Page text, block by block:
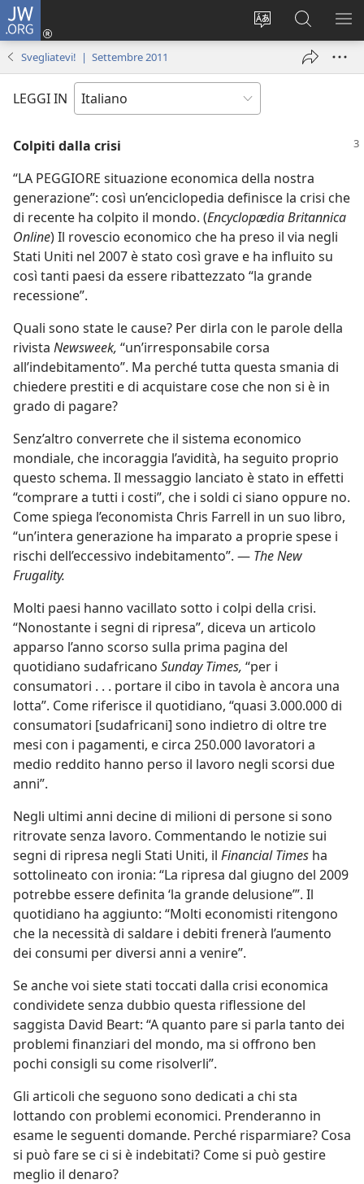
JW.ORG
Modificare
Accedi
(apre
finestra)
Cerca
in
JW.ORG
Svegliatevi! | Settembre 2011
LEGGI IN
Colpiti dalla crisi
“LA PEGGIORE situazione economica della nostra
generazione”: così un’enciclopedia definisce la crisi che
di recente ha colpito il mondo. (Encyclopædia Britannica
Online) Il rovescio economico che ha preso il via negli
Stati Uniti nel 2007 è stato così grave e ha influito su
così tanti paesi da essere ribattezzato “la grande
recessione”.
Quali sono state le cause? Per dirla con le parole della
rivista Newsweek, “un’irresponsabile corsa
all’indebitamento”. Ma perché tutta questa smania di
chiedere prestiti e di acquistare cose che non si è in
grado di pagare?
Senz’altro converrete che il sistema economico
mondiale, che incoraggia l’avidità, ha seguito proprio
questo schema. Il messaggio lanciato è stato in effetti
“comprare a tutti i costi”, che i soldi ci siano oppure no.
Come spiega l’economista Chris Farrell in un suo libro,
“un’intera generazione ha imparato a proprie spese i
rischi dell’eccessivo indebitamento”. — The New
Frugality.
Molti paesi hanno vacillato sotto i colpi della crisi.
“Nonostante i segni di ripresa”, diceva un articolo
apparso l’anno scorso sulla prima pagina del
quotidiano sudafricano Sunday Times, “per i
consumatori . . . portare il cibo in tavola è ancora una
lotta”. Come riferisce il quotidiano, “quasi 3.000.000 di
consumatori [sudafricani] sono indietro di oltre tre
mesi con i pagamenti, e circa 250.000 lavoratori a
medio reddito hanno perso il lavoro negli scorsi due
anni”.
Negli ultimi anni decine di milioni di persone si sono
ritrovate senza lavoro. Commentando le notizie sui
segni di ripresa negli Stati Uniti, il Financial Times ha
sottolineato con ironia: “La ripresa dal giugno del 2009
potrebbe essere definita ‘la grande delusione’”. Il
quotidiano ha aggiunto: “Molti economisti ritengono
che la necessità di saldare i debiti frenerà l’aumento
dei consumi per diversi anni a venire”.
Se anche voi siete stati toccati dalla crisi economica
condividete senza dubbio questa riflessione del
saggista David Beart: “A quanto pare si parla tanto dei
problemi finanziari del mondo, ma si offrono ben
pochi consigli su come risolverli”.
Gli articoli che seguono sono dedicati a chi sta
lottando con problemi economici. Prenderanno in
esame le seguenti domande. Perché risparmiare? Cosa
si può fare se ci si è indebitati? Come si può gestire
meglio il denaro?